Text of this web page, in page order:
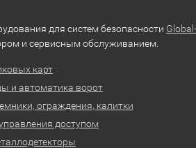
для систем безопасности Global-
и сервисным обслуживанием.
карт
и автоматика ворот
ограждения, калитки
доступом